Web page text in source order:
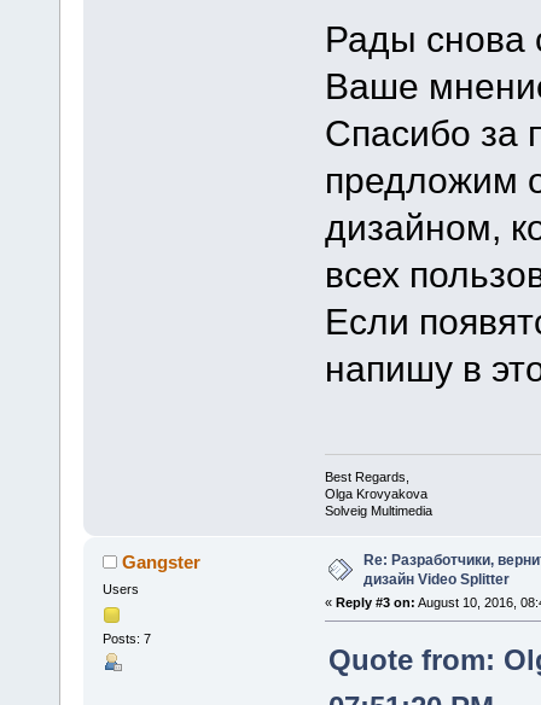
Рады снова
Ваше
Спасибо за
предложим
дизайном,
всех
Если
напишу в
Best Regards,
Olga Krovyakova
Solveig Multimedia
Gangster
Users
Posts: 7
Re: Разработчики,
дизайн Video Splitter
« Reply #3 on: August 10, 2016,
Quote from: